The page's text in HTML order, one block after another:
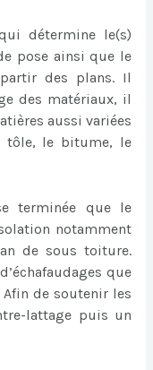
détermine le(s)
pose ainsi que le
des plans. Il
des matériaux, il
aussi variées
tôle, le bitume, le
terminée que le
notamment
de sous toiture.
que
de soutenir les
lattage puis un